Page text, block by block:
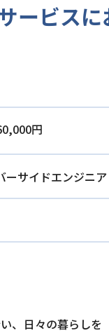
ービスに
円
ーサイドエンジニア
、日々の暮らしを